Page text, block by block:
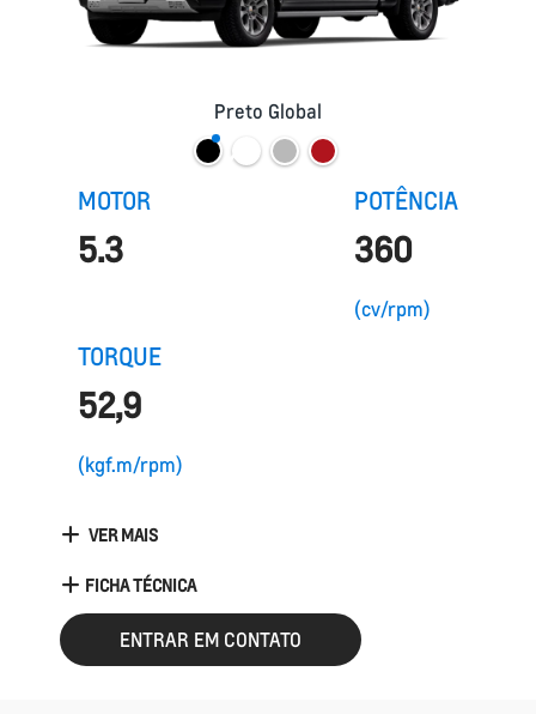
Preto Global
MOTOR
5.3
POTÊNCIA
360
(cv/rpm)
TORQUE
52,9
(kgf.m/rpm)
VER MAIS
FICHA TÉCNICA
ENTRAR EM CONTATO